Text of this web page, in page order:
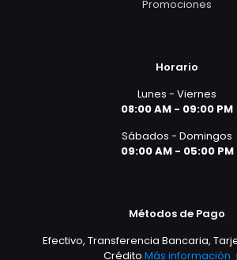
Promociones
Horario
Lunes - Viernes
08:00 AM - 09:00 PM
Sábados - Domingos
09:00 AM - 05:00 PM
Métodos de Pago
Efectivo, Transferencia Bancaria,
CréditoMás información